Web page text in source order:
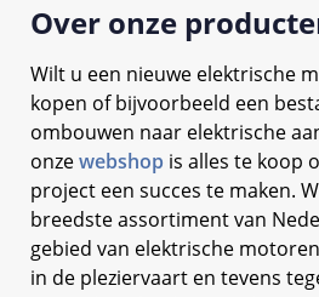
Over onze
Wilt u een nieuwe elektrische
kopen of bijvoorbeeld een
ombouwen naar elektrische
onzewebshop is alles te koop
project een succes te maken.
breedste assortiment van
gebied van elektrische
in de pleziervaart en tevens